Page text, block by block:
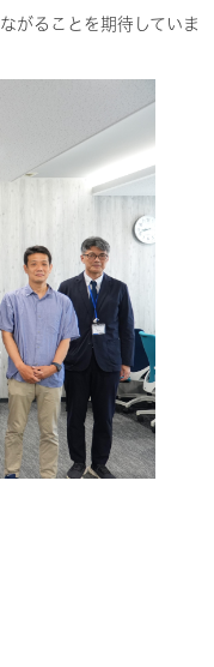
がることを期待していま